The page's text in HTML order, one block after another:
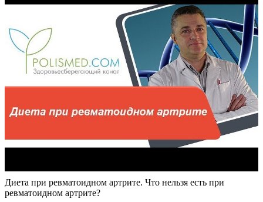
Диета при ревматоидном артрите. Что нельзя есть при
ревматоидном артрите?